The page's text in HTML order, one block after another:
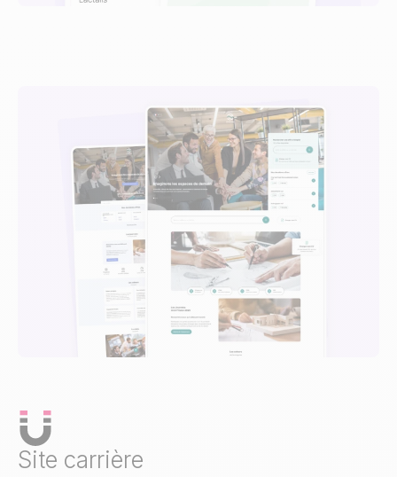
Site carrière